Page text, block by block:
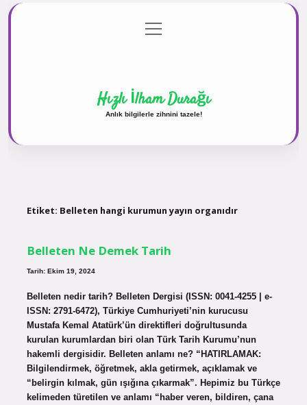
Gizlilik Politikası
menüyü
aç
Hızlı İlham Durağı
Anlık bilgilerle zihnini tazele!
Etiket: Belleten hangi kurumun yayın organıdır
Belleten Ne Demek Tarih
Tarih: Ekim 19, 2024
Belleten nedir tarih? Belleten Dergisi (ISSN: 0041-4255 | e-
ISSN: 2791-6472), Türkiye Cumhuriyeti’nin kurucusu
Mustafa Kemal Atatürk’ün direktifleri doğrultusunda
kurulan kurumlardan biri olan Türk Tarih Kurumu’nun
hakemli dergisidir. Belleten anlamı ne? “HATIRLAMAK:
Bilgilendirmek, öğretmek, akla getirmek, açıklamak ve
“belirgin kılmak, gün ışığına çıkarmak”. Hepimiz bu Türkçe
kelimeden türetilen ve anlamı “haber veren, bildiren, çana